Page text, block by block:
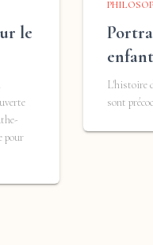
le
pour
L'histoire
sont